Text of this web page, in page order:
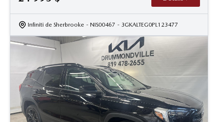
Infiniti de Sherbrooke - NIS00467 - 3GKALTEG0PL123477